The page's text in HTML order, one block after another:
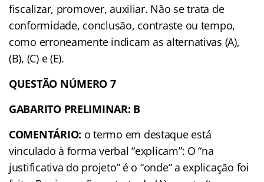
fiscalizar, promover, auxiliar. Não se trata de
conformidade, conclusão, contraste ou tempo,
como erroneamente indicam as alternativas (A),
(B), (C) e (E).
QUESTÃO NÚMERO 7
GABARITO PRELIMINAR: B
COMENTÁRIO: o termo em destaque está
vinculado à forma verbal “explicam”: O “na
justificativa do projeto” é o “onde” a explicação foi